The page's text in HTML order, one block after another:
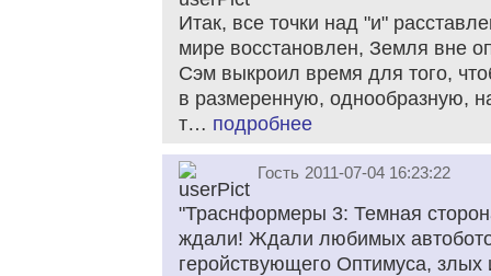
Итак, все точки над "и"
мире восстановлен, Земля вне
Сэм выкроил время для того,
в размеренную, однообразную,
т… подробнее
Гость 2011-07-04 16:23:22
"Траснформеры 3: Темная
ждали! Ждали любимых
геройствующего Оптимуса, злых